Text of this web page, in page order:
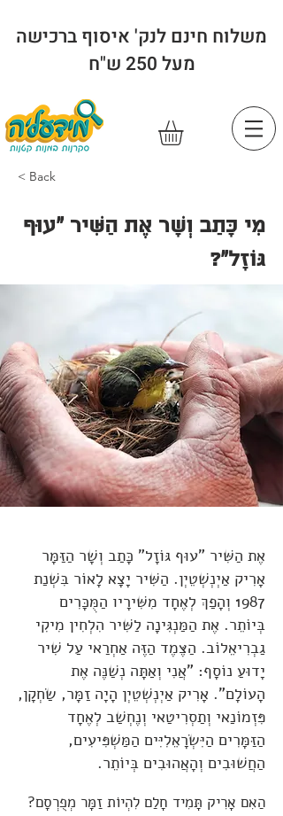
משלוח חינם לנק' איסוף ברכישה
מעל 250 ש"ח
< Back
מִי כָּתַב וְשָׁר אֶת הַשִּׁיר "עוּף
גּוֹזָל"?
אֶת הַשִּׁיר "עוּף גּוֹזָל" כָּתַב וְשָׁר הַזַּמָּר
אָרִיק אַיְנְשְׁטֵיְן. הַשִּׁיר יָצָא לָאוֹר בִּשְׁנַת
1987 וְהָפַךְ לְאֶחָד מִשִּׁירָיו הַמֻּכָּרִים
בְּיוֹתֵר. אֶת הַמַּנְגִּינָה לַשִּׁיר הִלְחִין מִיקִי
גַבְרִיאֵלוֹב. הַצֶּמֶד הַזֶּה אַחְרַאי עַל שִׁיר
יָדוּעַ נוֹסָף: "אֲנִי וְאַתָּה נְשַׁנֶּה אֶת
הָעוֹלָם". אָרִיק אַיְנְשְׁטֵיְן הָיָה זַמָּר, שַׂחְקָן,
פִּזְמוֹנַאי וְתַסְרִיטַאי וְנֶחְשַׁב לְאֶחָד
הַזַּמָּרִים הַיִּשְׂרָאֵלִיִּים הַמַּשְׁפִּיעִים,
הַחֲשׁוּבִים וְהָאֲהוּבִים בְּיוֹתֵר.
הַאִם אָרִיק תָּמִיד חָלַם לִהְיוֹת זַמָּר מְפֻרְסָם?